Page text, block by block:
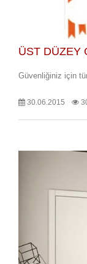
ÜST DÜZEY
Güvenliğiniz için
30.06.2015